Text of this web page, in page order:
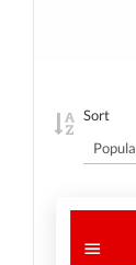
Sort